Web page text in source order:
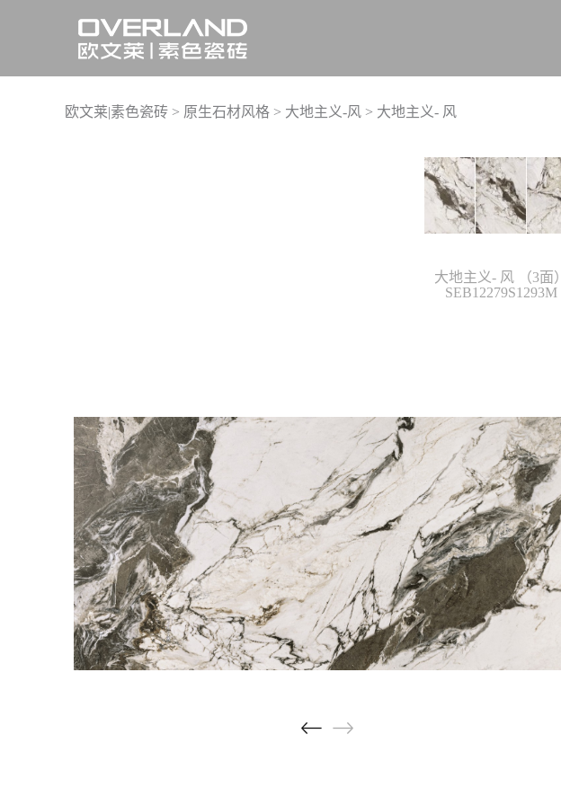
欧文莱|素色瓷砖 > 原生石材风格 > 大地主义-风 > 大地主义- 风
大地主义- 风 （3面）
SEB12279S1293M